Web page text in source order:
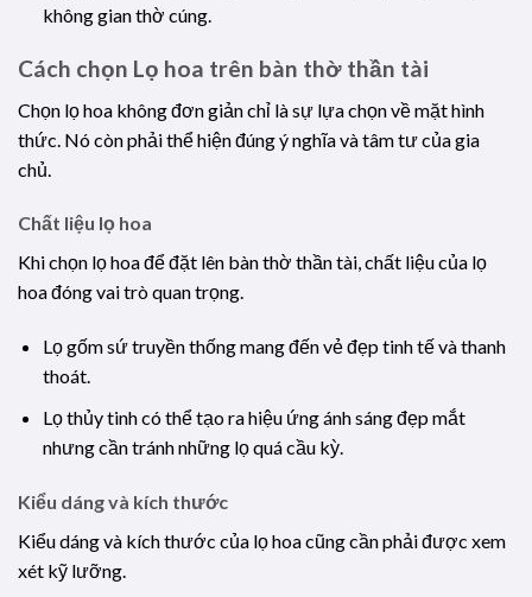
không gian thờ cúng.
Cách chọn Lọ hoa trên bàn thờ thần tài
Chọn lọ hoa không đơn giản chỉ là sự lựa chọn về mặt hình
thức. Nó còn phải thể hiện đúng ý nghĩa và tâm tư của gia
chủ.
Chất liệu lọ hoa
Khi chọn lọ hoa để đặt lên bàn thờ thần tài, chất liệu của lọ
hoa đóng vai trò quan trọng.
Lọ gốm sứ truyền thống mang đến vẻ đẹp tinh tế và thanh
thoát.
Lọ thủy tinh có thể tạo ra hiệu ứng ánh sáng đẹp mắt
nhưng cần tránh những lọ quá cầu kỳ.
Kiểu dáng và kích thước
Kiểu dáng và kích thước của lọ hoa cũng cần phải được xem
xét kỹ lưỡng.